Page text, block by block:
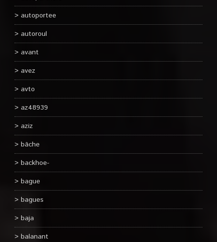
autoportee
autoroul
avant
avez
avto
az48939
aziz
bâche
backhoe-
bague
bagues
baja
balanant